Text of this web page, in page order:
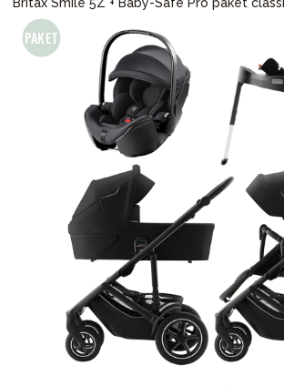
Barn & Baby
Leksaker
Förälder
Möbler & bädd
Tillbehör
Reservdelar
Kampanjer
Presenttips
Våra favoriter
Varumärken